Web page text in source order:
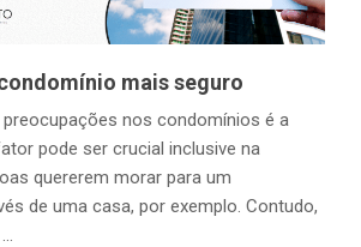
mais seguro
nos condomínios é a
pode ser crucial inclusive na
quererem morar para um
de uma casa, por exemplo. Contudo,